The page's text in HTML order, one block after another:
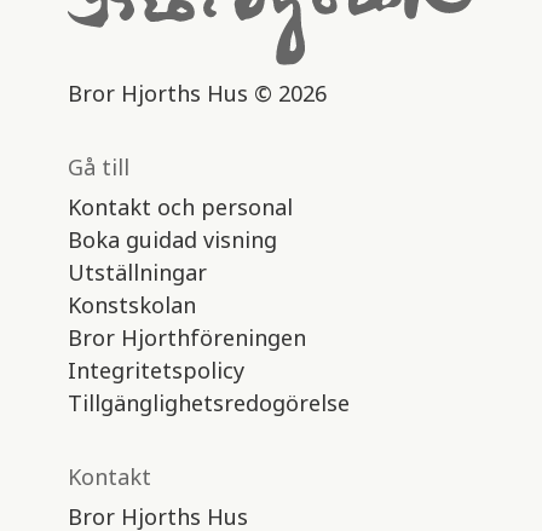
Bror Hjorths Hus © 2026
Gå till
Kontakt och personal
Boka guidad visning
Utställningar
Konstskolan
Bror Hjorthföreningen
Integritetspolicy
Tillgänglighetsredogörelse
Kontakt
Bror Hjorths Hus